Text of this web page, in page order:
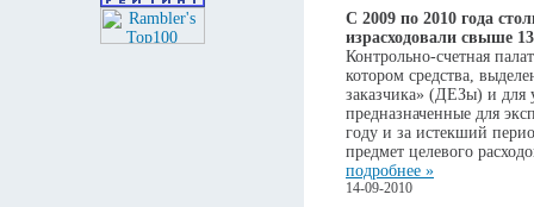
С 2009 по 2010 года
израсходовали свыше
Контрольно-счетная
котором средства,
заказчика» (ДЕЗы) и
предназначенные для
году и за истекший
предмет целевого
подробнее »
14-09-2010